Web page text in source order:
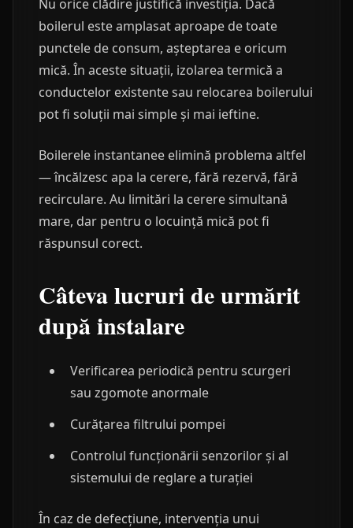
Nu orice clădire justifică investiția. Dacă
boilerul este amplasat aproape de toate
punctele de consum, așteptarea e oricum
mică. În aceste situații, izolarea termică a
conductelor existente sau relocarea boilerului
pot fi soluții mai simple și mai ieftine.
Boilerele instantanee elimină problema altfel
— încălzesc apa la cerere, fără rezervă, fără
recirculare. Au limitări la cerere simultană
mare, dar pentru o locuință mică pot fi
răspunsul corect.
Câteva lucruri de urmărit
după instalare
Verificarea periodică pentru scurgeri
sau zgomote anormale
Curățarea filtrului pompei
Controlul funcționării senzorilor și al
sistemului de reglare a turației
În caz de defecțiune, intervenția unui